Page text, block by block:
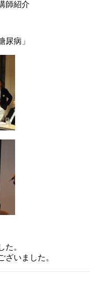
師紹介
病」
た。
ざいました。